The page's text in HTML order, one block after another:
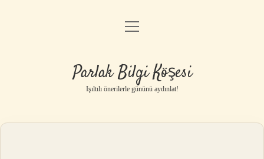
Anasayfa
Yasal Uyarı
menüyü
Parlak Bilgi Köşesi
Işıltılı önerilerle gününü aydınlat!